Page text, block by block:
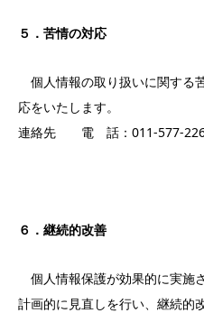
５．苦情の対応
個人情報の取り扱いに関する
応をいたします。
連絡先 電 話：011-577-
６．継続的改善
個人情報保護が効果的に実施
計画的に見直しを行い、継続的